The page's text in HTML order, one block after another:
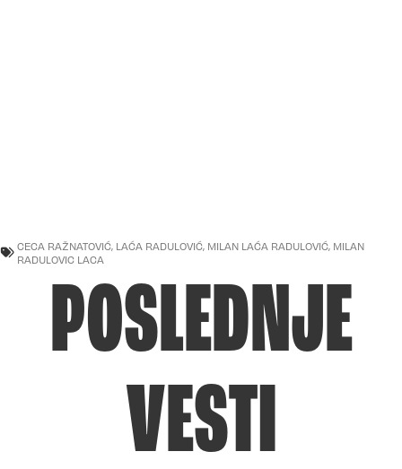
CECA RAŽNATOVIĆ, LAĆA RADULOVIĆ, MILAN LAĆA RADULOVIĆ, MILAN
RADULOVIC LACA
POSLEDNJE
VESTI